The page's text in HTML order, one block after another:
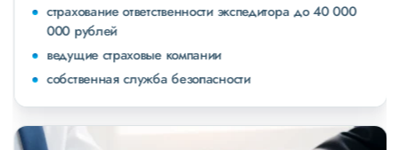
страхование ответственности экспедитора до 40 000
000 рублей
ведущие страховые компании
собственная служба безопасности